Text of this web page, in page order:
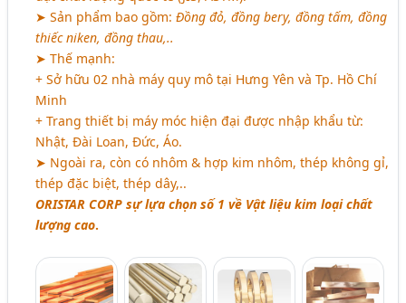
➤ Sản phẩm bao gồm:Đồng đỏ, đồng bery, đồng tấm, đồng
thiếc niken, đồng thau,..
➤ Thế mạnh:
+ Sở hữu 02 nhà máy quy mô tại Hưng Yên và Tp. Hồ Chí
Minh
+ Trang thiết bị máy móc hiện đại được nhập khẩu từ:
Nhật, Đài Loan, Đức, Áo.
➤ Ngoài ra, còn có nhôm & hợp kim nhôm, thép không gỉ,
thép đặc biệt, thép dây,..
ORISTAR CORP sự lựa chọn số 1 về Vật liệu kim loại chất
lượng cao.